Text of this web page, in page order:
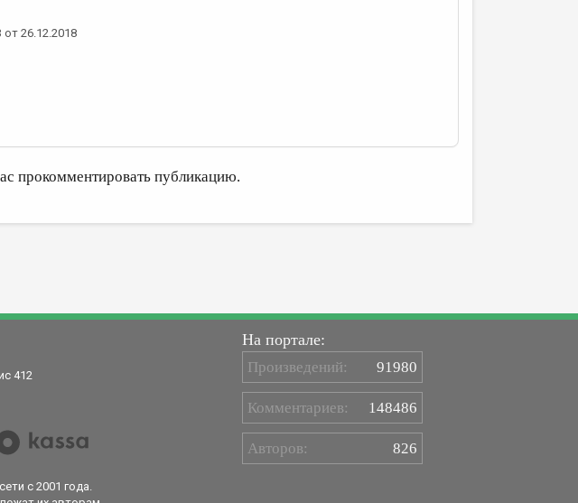
26.12.2018
прокомментировать публикацию.
412
с 2001 года.
На портале:
Произведений: 91980
Комментариев: 148486
Авторов: 826